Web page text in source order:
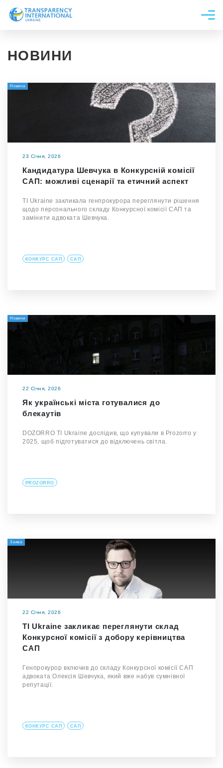
Новини
Напрями роботи
НОВИНИ
Новина
23 Січня, 2026
Кандидатура Шевчука в Конкурсній комісії
САП: можливі сценарії та етичний аспект
TI Ukraine закликала генпрокурора переглянути рішення
щодо персонального складу Конкурсної комісії САП та
замінити адвоката Шевчука.
КОНКУРС САП САП
Новини
22 Січня, 2026
Як українські міста готувалися до
блекаутів
DOZORRO TI Ukraine дослідив, що купували в Prozorro у
2025, щоб підготуватися до відключень світла.
PROZORRO
Заява
22 Січня, 2026
TI Ukraine закликає переглянути склад
Конкурсної комісії з добору керівництва
САП
Генпрокурор включив до складу Конкурсної комісії САП
адвоката Олексія Шевчука, який вже набув сумнівної
репутації.
КОНКУРС САП САП